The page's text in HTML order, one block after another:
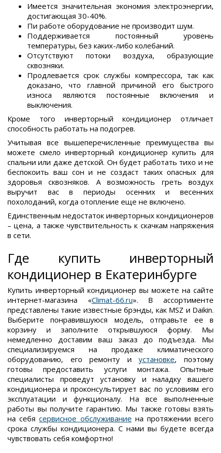
Имеется значительная экономия электроэнергии,
достигающая 30-40%.
Пи работе оборудование не производит шум.
Поддерживается постоянный уровень
температуры, без каких-либо колебаний.
Отсутствуют потоки воздуха, образующие
сквозняки.
Продлевается срок службы компрессора, так как
доказано, что главной причиной его быстрого
износа являются постоянные включения и
выключения.
Кроме того инверторный кондиционер отличает
способность работать на подогрев.
Учитывая все вышеперечисленные преимущества вы
можете смело инверторный кондиционер купить для
спальни или даже детской. Он будет работать тихо и не
беспокоить ваш сон и не создаст таких опасных для
здоровья сквозняков. А возможность греть воздух
выручит вас в периоды осенних и весенних
похолоданий, когда отопление еще не включено.
Единственным недостаток инверторных кондиционеров
– цена, а также чувствительность к скачкам напряжения
в сети.
Где купить инверторный
кондиционер в Екатеринбурге
Купить инверторный кондиционер вы можете на сайте
интернет-магазина «Climat-66.ru». В ассортименте
представлены такие известные брэнды, как MSZ и Daikin.
Выберите понравившуюся модель, отправьте ее в
корзину и заполните открывшуюся форму. Мы
немедленно доставим ваш заказ до подъезда. Мы
специализируемся на продаже климатического
оборудованию, его ремонту иустановке, поэтому
готовы предоставить услуги монтажа. Опытные
специалисты проведут установку и наладку вашего
кондиционера и проконсультирует вас по условиям его
эксплуатации и функционалу. На все выполненные
работы вы получите гарантию. Мы также готовы взять
на себясервисное обслуживание на протяжении всего
срока службы кондиционера. С нами вы будете всегда
чувствовать себя комфортно!